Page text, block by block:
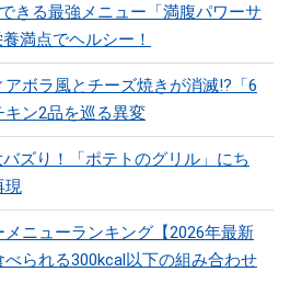
きる最強メニュー「満腹パワーサ
満点でヘルシー！
アボラ風とチーズ焼きが消滅!?「6
ン2品を巡る異変
バズり！「ポテトのグリル」にち
現
ニューランキング【2026年最新
られる300kcal以下の組み合わせ